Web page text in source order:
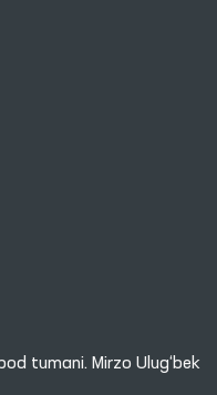
tumani. Mirzo Ulug‘bek